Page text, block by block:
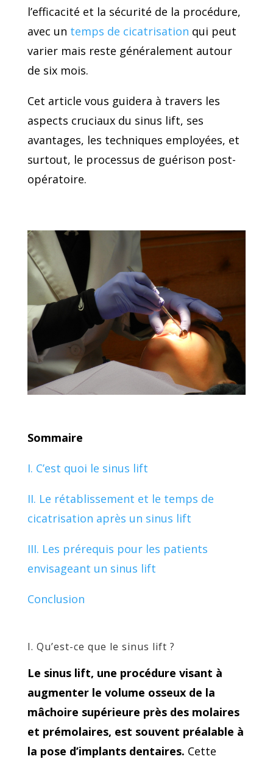
l’efficacité et la sécurité de la procédure,
avec un temps de cicatrisation qui peut
varier mais reste généralement autour
de six mois.
Cet article vous guidera à travers les
aspects cruciaux du sinus lift, ses
avantages, les techniques employées, et
surtout, le processus de guérison post-
opératoire.
Sommaire
I. C’est quoi le sinus lift
II. Le rétablissement et le temps de
cicatrisation après un sinus lift
III. Les prérequis pour les patients
envisageant un sinus lift
Conclusion
I. Qu’est-ce que le sinus lift ?
Le sinus lift, une procédure visant à
augmenter le volume osseux de la
mâchoire supérieure près des molaires
et prémolaires, est souvent préalable à
la pose d’implants dentaires. Cette